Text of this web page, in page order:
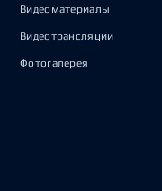
Видеоматериалы
Видеотрансляции
Фотогалерея